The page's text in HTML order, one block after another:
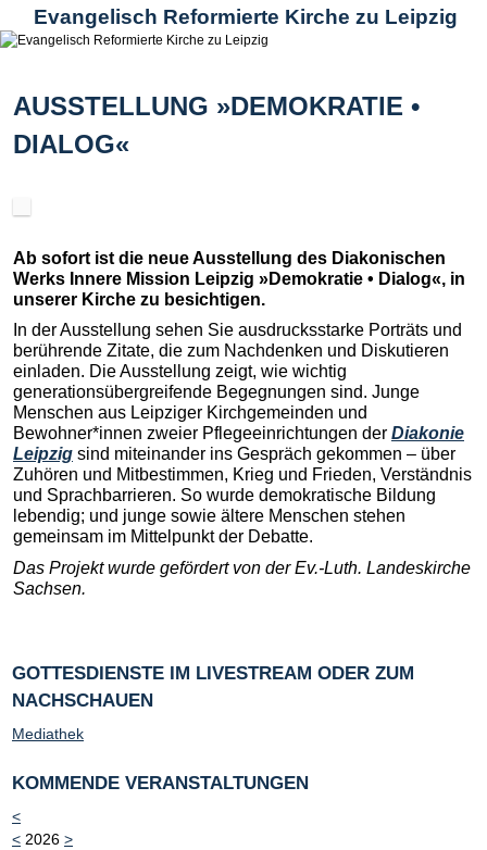
Evangelisch Reformierte Kirche zu Leipzig
AUSSTELLUNG »DEMOKRATIE •
DIALOG«
Ab sofort ist die neue Ausstellung des Diakonischen
Werks Innere Mission Leipzig »Demokratie • Dialog«, in
unserer Kirche zu besichtigen.
In der Ausstellung sehen Sie ausdrucksstarke Porträts und
berührende Zitate, die zum Nachdenken und Diskutieren
einladen. Die Ausstellung zeigt, wie wichtig
generationsübergreifende Begegnungen sind. Junge
Menschen aus Leipziger Kirchgemeinden und
Bewohner*innen zweier Pflegeeinrichtungen der Diakonie
Leipzig sind miteinander ins Gespräch gekommen – über
Zuhören und Mitbestimmen, Krieg und Frieden, Verständnis
und Sprachbarrieren. So wurde demokratische Bildung
lebendig; und junge sowie ältere Menschen stehen
gemeinsam im Mittelpunkt der Debatte.
Das Projekt wurde gefördert von der Ev.-Luth. Landeskirche
Sachsen.
GOTTESDIENSTE IM LIVESTREAM ODER ZUM
NACHSCHAUEN
Mediathek
KOMMENDE VERANSTALTUNGEN
<
< 2026 >